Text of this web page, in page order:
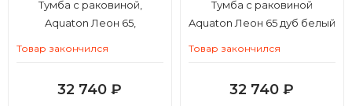
Тумба с раковиной,
Aquaton Леон 65,
Товар закончился
32 740 ₽
Тумба с раковиной
Aquaton Леон 65 дуб белый
Товар закончился
32 740 ₽